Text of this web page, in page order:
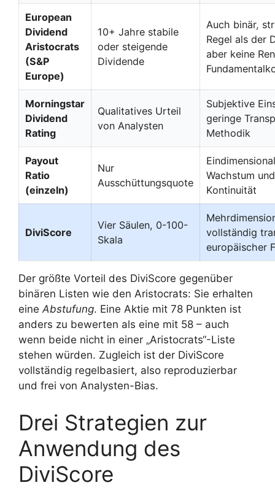
European
Dividend
Aristocrats
(S&P
Europe)
10+ Jahre stabile
oder steigende
Dividende
Auch binär,
Regel als der
aber keine
Morningstar
Dividend
Rating
Qualitatives Urteil
von Analysten
Subjektive
geringe
Methodik
Payout
Ratio
(einzeln)
Nur
Ausschüttungsquote
Wachstum und
Kontinuität
DiviScore
Vier Säulen, 0-100-
Skala
vollständig
europäischer
Der größte Vorteil des DiviScore gegenüber
binären Listen wie den Aristocrats: Sie erhalten
eineAbstufung. Eine Aktie mit 78 Punkten ist
anders zu bewerten als eine mit 58 – auch
wenn beide nicht in einer „Aristocrats“-Liste
stehen würden. Zugleich ist der DiviScore
vollständig regelbasiert, also reproduzierbar
und frei von Analysten-Bias.
Drei Strategien zur
Anwendung des
DiviScore